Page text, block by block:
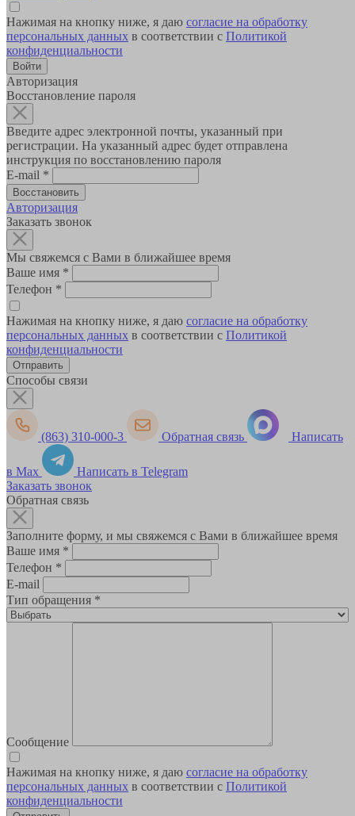
Нажимая на кнопку ниже, я даю согласие на обработку
персональных данных в соответствии с Политикой
конфиденциальности
Авторизация
Восстановление пароля
Введите адрес электронной почты, указанный при
регистрации. На указанный адрес будет отправлена
инструкция по восстановлению пароля
E-mail *
Авторизация
Заказать звонок
Мы свяжемся с Вами в ближайшее время
Ваше имя *
Телефон *
Нажимая на кнопку ниже, я даю согласие на обработку
персональных данных в соответствии с Политикой
конфиденциальности
Способы связи
(863) 310-000-3 Обратная связь Написать
в Max
Написать в Telegram
Заказать звонок
Обратная связь
Заполните форму, и мы свяжемся с Вами в ближайшее время
Ваше имя *
Телефон *
E-mail
Тип обращения *
Сообщение
Нажимая на кнопку ниже, я даю согласие на обработку
персональных данных в соответствии с Политикой
конфиденциальности